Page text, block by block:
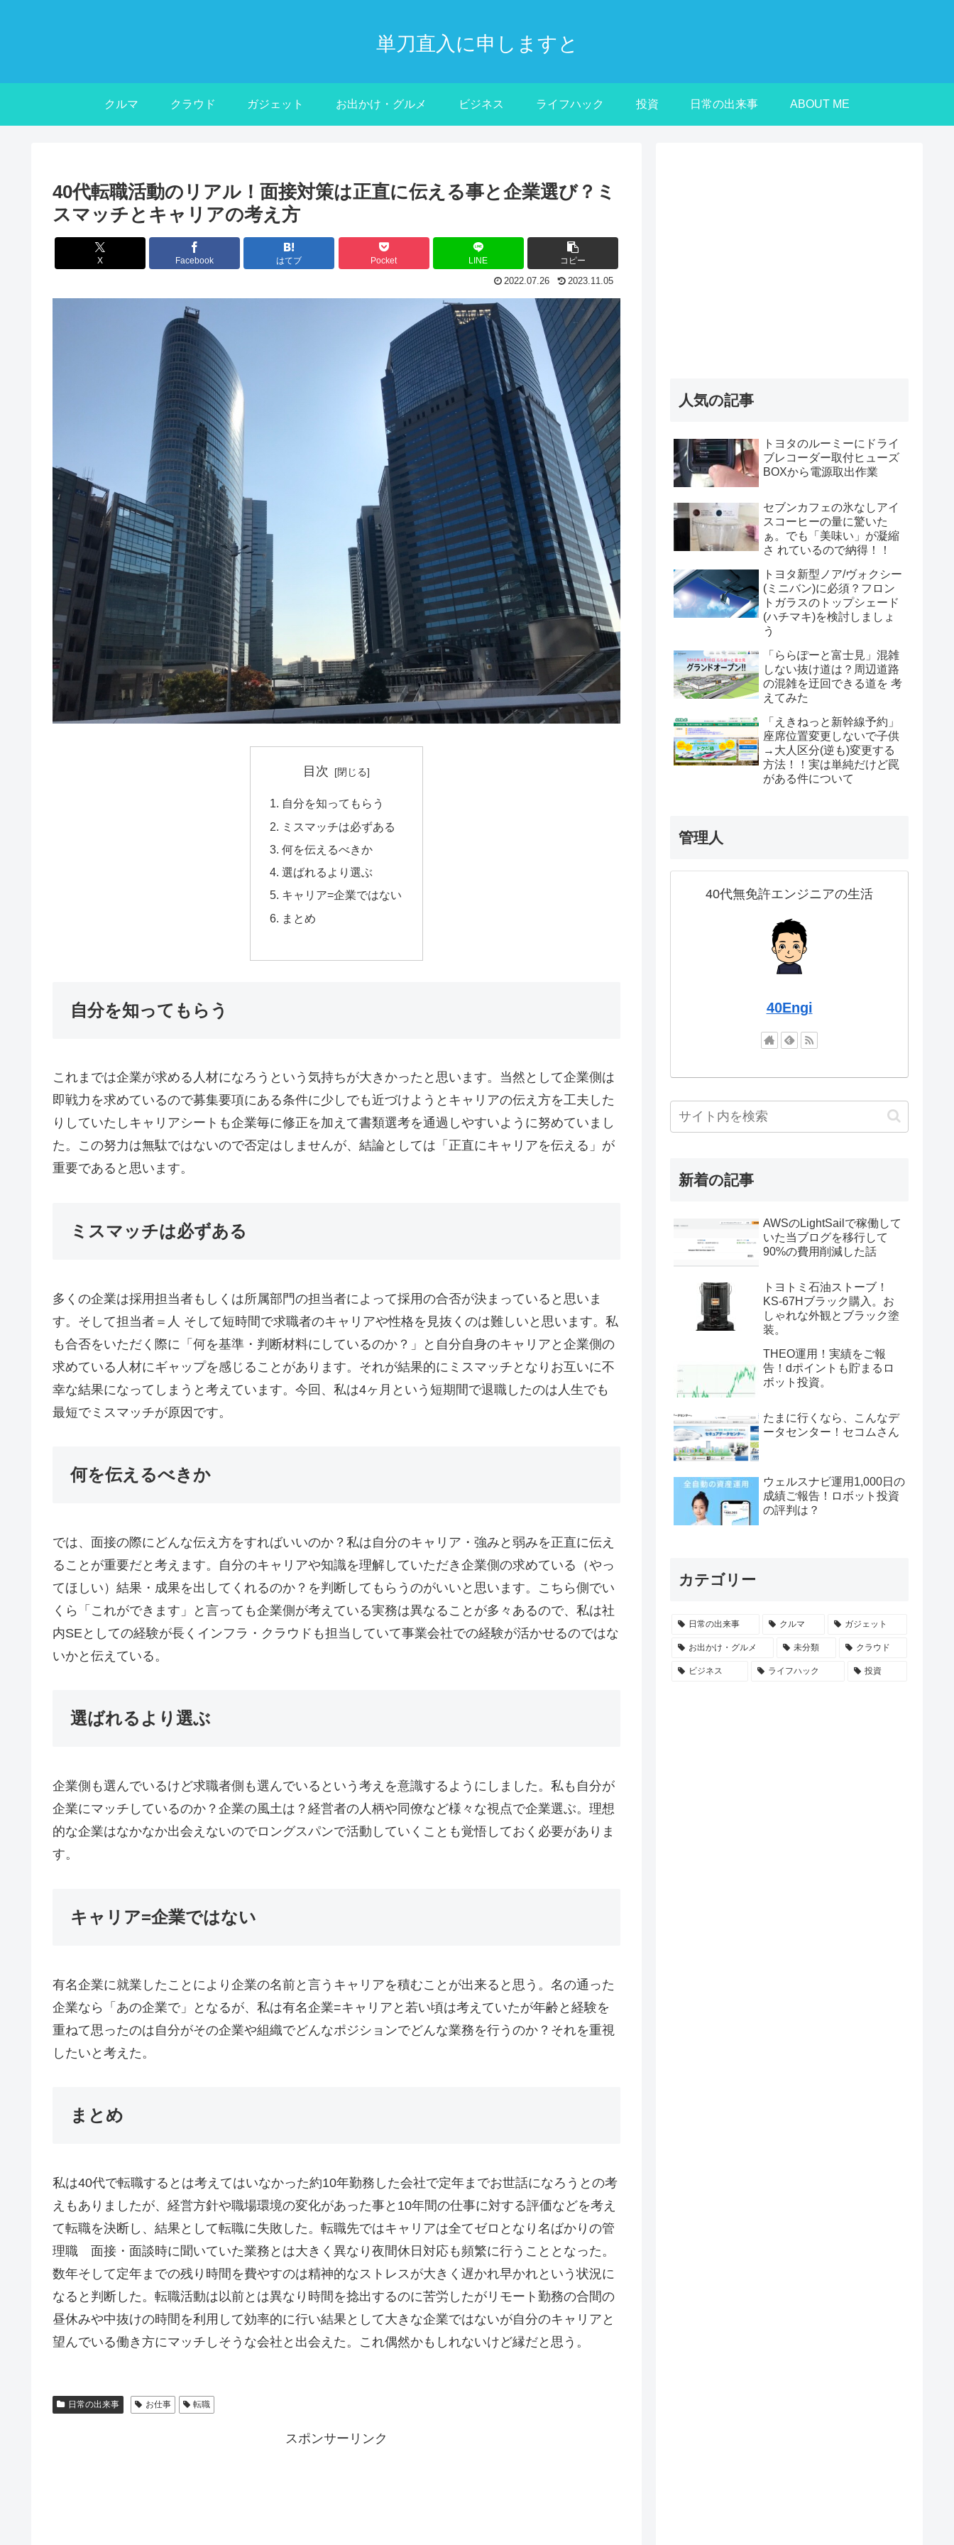
単刀直入に申しますと
クルマ クラウド ガジェット お出かけ・グルメ ビジネス ライフハック 投資 日常の出来事 ABOUT ME
40代転職活動のリアル！面接対策は正直に伝える事と企業選び？ミ
スマッチとキャリアの考え方
X Facebook はてブ Pocket LINE コピー
2022.07.26 2023.11.05
目次
自分を知ってもらう
ミスマッチは必ずある
何を伝えるべきか
選ばれるより選ぶ
キャリア=企業ではない
まとめ
自分を知ってもらう
これまでは企業が求める人材になろうという気持ちが大きかったと思います。当然として企業側は
即戦力を求めているので募集要項にある条件に少しでも近づけようとキャリアの伝え方を工夫した
りしていたしキャリアシートも企業毎に修正を加えて書類選考を通過しやすいように努めていまし
た。この努力は無駄ではないので否定はしませんが、結論としては「正直にキャリアを伝える」が
重要であると思います。
ミスマッチは必ずある
多くの企業は採用担当者もしくは所属部門の担当者によって採用の合否が決まっていると思いま
す。そして担当者＝人 そして短時間で求職者のキャリアや性格を見抜くのは難しいと思います。私
も合否をいただく際に「何を基準・判断材料にしているのか？」と自分自身のキャリアと企業側の
求めている人材にギャップを感じることがあります。それが結果的にミスマッチとなりお互いに不
幸な結果になってしまうと考えています。今回、私は4ヶ月という短期間で退職したのは人生でも
最短でミスマッチが原因です。
何を伝えるべきか
では、面接の際にどんな伝え方をすればいいのか？私は自分のキャリア・強みと弱みを正直に伝え
ることが重要だと考えます。自分のキャリアや知識を理解していただき企業側の求めている（やっ
てほしい）結果・成果を出してくれるのか？を判断してもらうのがいいと思います。こちら側でい
くら「これができます」と言っても企業側が考えている実務は異なることが多々あるので、私は社
内SEとしての経験が長くインフラ・クラウドも担当していて事業会社での経験が活かせるのではな
いかと伝えている。
選ばれるより選ぶ
企業側も選んでいるけど求職者側も選んでいるという考えを意識するようにしました。私も自分が
企業にマッチしているのか？企業の風土は？経営者の人柄や同僚など様々な視点で企業選ぶ。理想
的な企業はなかなか出会えないのでロングスパンで活動していくことも覚悟しておく必要がありま
す。
キャリア=企業ではない
有名企業に就業したことにより企業の名前と言うキャリアを積むことが出来ると思う。名の通った
企業なら「あの企業で」となるが、私は有名企業=キャリアと若い頃は考えていたが年齢と経験を
重ねて思ったのは自分がその企業や組織でどんなポジションでどんな業務を行うのか？それを重視
したいと考えた。
まとめ
私は40代で転職するとは考えてはいなかった約10年勤務した会社で定年までお世話になろうとの考
えもありましたが、経営方針や職場環境の変化があった事と10年間の仕事に対する評価などを考え
て転職を決断し、結果として転職に失敗した。転職先ではキャリアは全てゼロとなり名ばかりの管
理職 面接・面談時に聞いていた業務とは大きく異なり夜間休日対応も頻繁に行うこととなった。
数年そして定年までの残り時間を費やすのは精神的なストレスが大きく遅かれ早かれという状況に
なると判断した。転職活動は以前とは異なり時間を捻出するのに苦労したがリモート勤務の合間の
昼休みや中抜けの時間を利用して効率的に行い結果として大きな企業ではないが自分のキャリアと
望んでいる働き方にマッチしそうな会社と出会えた。これ偶然かもしれないけど縁だと思う。
日常の出来事 お仕事 転職
スポンサーリンク
人気の記事
トヨタのルーミーにドライ
ブレコーダー取付ヒューズ
BOXから電源取出作業
セブンカフェの氷なしアイ
スコーヒーの量に驚いた
ぁ。でも「美味い」が凝縮
さ れているので納得！！
トヨタ新型ノア/ヴォクシー
(ミニバン)に必須？フロン
トガラスのトップシェード
(ハチマキ)を検討しましょ
う
「ららぽーと富士見」混雑
しない抜け道は？周辺道路
の混雑を迂回できる道を 考
えてみた
「えきねっと新幹線予約」
座席位置変更しないで子供
→大人区分(逆も)変更する
方法！！実は単純だけど罠
がある件について
管理人
40代無免許エンジニアの生活
40Engi
新着の記事
AWSのLightSailで稼働して
いた当ブログを移行して
90%の費用削減した話
トヨトミ石油ストーブ！
KS-67Hブラック購入。お
しゃれな外観とブラック塗
装。
THEO運用！実績をご報
告！dポイントも貯まるロ
ボット投資。
たまに行くなら、こんなデ
ータセンター！セコムさん
ウェルスナビ運用1,000日の
成績ご報告！ロボット投資
の評判は？
カテゴリー
日常の出来事 クルマ ガジェット
お出かけ・グルメ 未分類 クラウド
ビジネス ライフハック 投資